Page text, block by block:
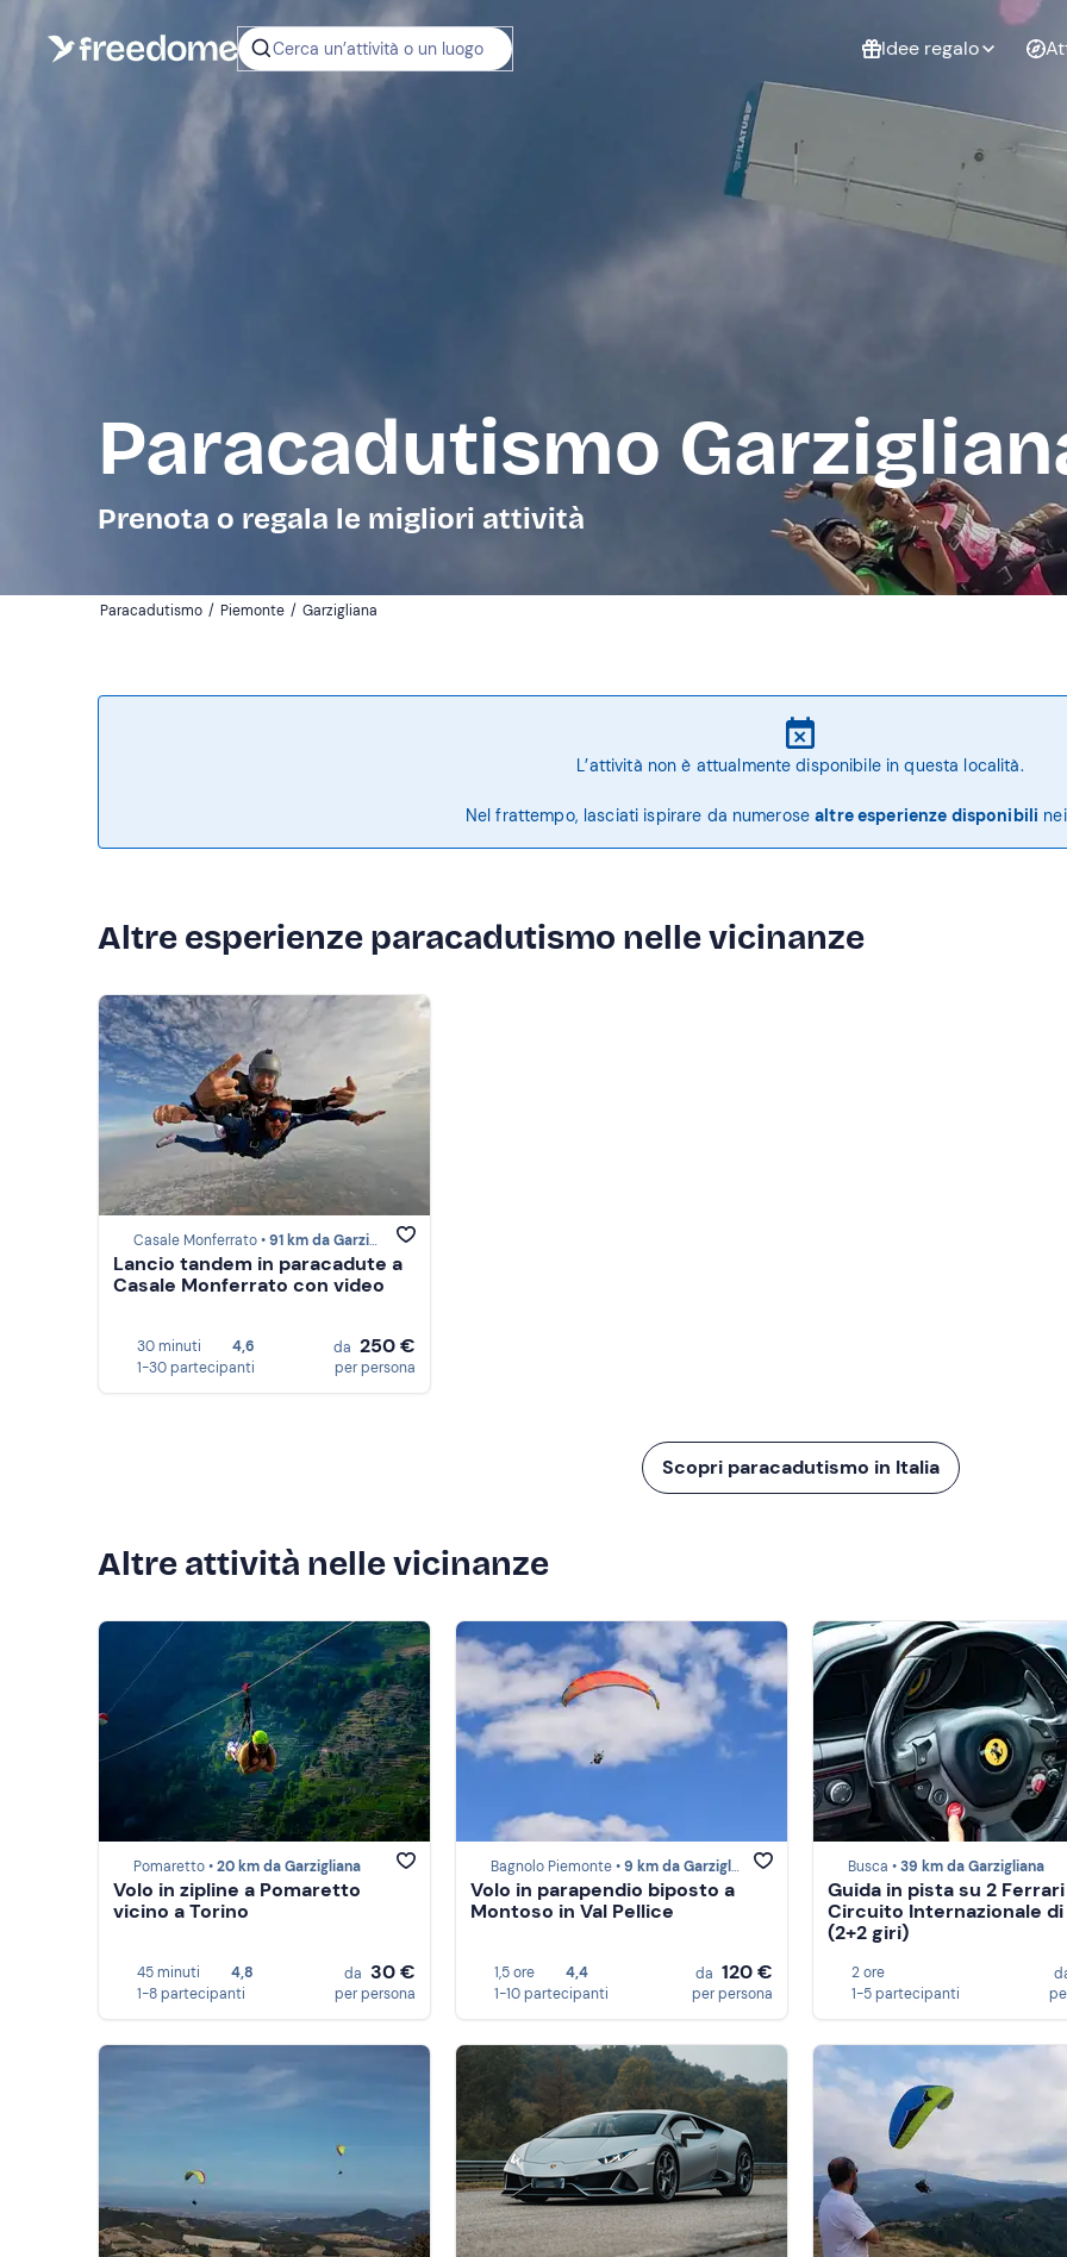
Cerca un’attività o un luogo Idee regalo
Non sai cosa
regalare
Paracadutismo
Prenota o regala le migliori attività
Paracadutismo / Piemonte / Garzigliana
L’attività non è attualmente disponibile in questa località.
Nel frattempo, lasciati ispirare da numerosealtre esperienze disponibili
Altre esperienze paracadutismo nelle vicinanze
Casale Monferrato •91 km da Garzigliana
Lancio tandem in paracadute a
Casale Monferrato con video
30 minuti
4,6
1-30 partecipanti
da 250 €
per persona
Scopri paracadutismo in Italia
Altre attività nelle vicinanze
Pomaretto •20 km da Garzigliana
Volo in zipline a Pomaretto
vicino a Torino
45 minuti
4,8
1-8 partecipanti
da 30 €
per persona
Bagnolo Piemonte •9 km da Garzigliana
Volo in parapendio biposto a
Montoso in Val Pellice
1,5 ore
4,4
1-10 partecipanti
da 120 €
per persona
Busca •39 km da Garzigliana
Guida in pista su 2
Circuito Internazionale di
(2+2 giri)
2 ore
1-5 partecipanti